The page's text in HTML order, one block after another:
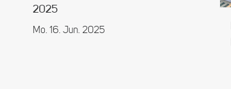
2025
Mo. 16. Jun. 2025